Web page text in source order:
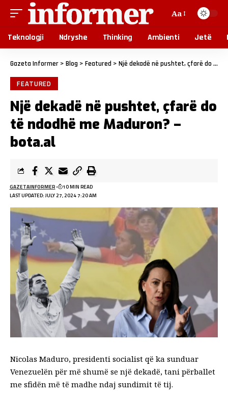
Aa
Teknologji Ndryshe Thinking Ambienti Jetë
Gazeta Informer > Blog > Featured > Një dekadë në pushtet, çfarë do të ndodhë me Maduron? – bota.al
FEATURED
Një dekadë në pushtet, çfarë do
të ndodhë me Maduron? –
bota.al
LAST UPDATED: JULY 27, 2024 7:20 AM
GAZETAINFORMER 10 MIN READ
Nicolas Maduro, presidenti socialist që ka sunduar
Venezuelën për më shumë se një dekadë, tani përballet
me sfidën më të madhe ndaj sundimit të tij.